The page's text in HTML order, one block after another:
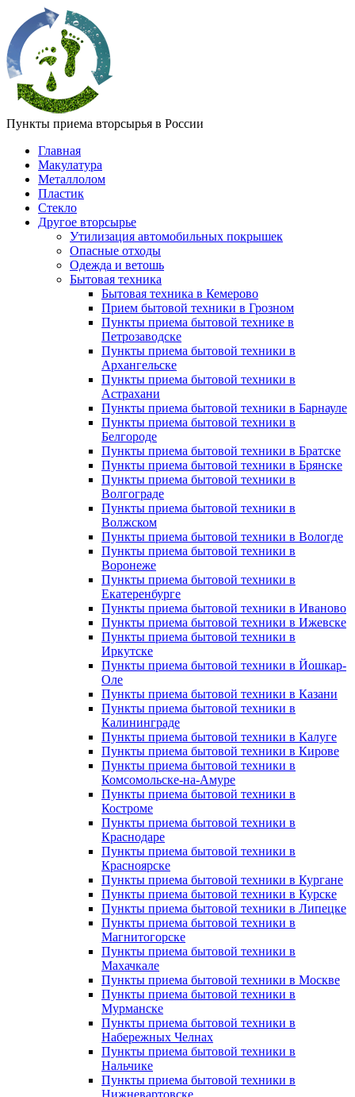
Пункты приема вторсырья в России
Главная
Макулатура
Металлолом
Пластик
Стекло
Другое вторсырье
Утилизация автомобильных покрышек
Опасные отходы
Одежда и ветошь
Бытовая техника
Бытовая техника в Кемерово
Прием бытовой техники в Грозном
Пункты приема бытовой технике в
Петрозаводске
Пункты приема бытовой техники в
Архангельске
Пункты приема бытовой техники в
Астрахани
Пункты приема бытовой техники в Барнауле
Пункты приема бытовой техники в
Белгороде
Пункты приема бытовой техники в Братске
Пункты приема бытовой техники в Брянске
Пункты приема бытовой техники в
Волгограде
Пункты приема бытовой техники в
Волжском
Пункты приема бытовой техники в Вологде
Пункты приема бытовой техники в
Воронеже
Пункты приема бытовой техники в
Екатеренбурге
Пункты приема бытовой техники в Иваново
Пункты приема бытовой техники в Ижевске
Пункты приема бытовой техники в
Иркутске
Пункты приема бытовой техники в Йошкар-
Оле
Пункты приема бытовой техники в Казани
Пункты приема бытовой техники в
Калининграде
Пункты приема бытовой техники в Калуге
Пункты приема бытовой техники в Кирове
Пункты приема бытовой техники в
Комсомольске-на-Амуре
Пункты приема бытовой техники в
Костроме
Пункты приема бытовой техники в
Краснодаре
Пункты приема бытовой техники в
Красноярске
Пункты приема бытовой техники в Кургане
Пункты приема бытовой техники в Курске
Пункты приема бытовой техники в Липецке
Пункты приема бытовой техники в
Магнитогорске
Пункты приема бытовой техники в
Махачкале
Пункты приема бытовой техники в Москве
Пункты приема бытовой техники в
Мурманске
Пункты приема бытовой техники в
Набережных Челнах
Пункты приема бытовой техники в
Нальчике
Пункты приема бытовой техники в
Нижневартовске